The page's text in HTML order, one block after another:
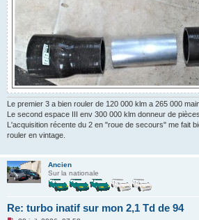
Le premier 3 a bien rouler de 120 000 klm a 265 000
Le second espace III env 300 000 klm donneur de pièces.
L'acquisition récente du 2 en "roue de secours" me fait
rouler en vintage.
Ancien
Sur la nationale
Re: turbo inatif sur mon 2,1 Td de 94